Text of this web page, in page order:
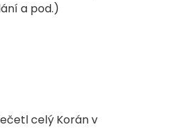
a pod.)
celý Korán v